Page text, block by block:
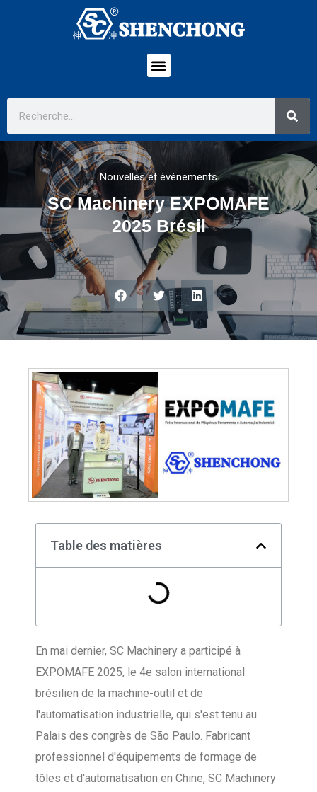
Nouvelles et événements
SC Machinery EXPOMAFE
2025 Brésil
Table des matières
En mai dernier, SC Machinery a participé à
EXPOMAFE 2025, le 4e salon international
brésilien de la machine-outil et de
l'automatisation industrielle, qui s'est tenu au
Palais des congrès de São Paulo. Fabricant
professionnel d'équipements de formage de
tôles et d'automatisation en Chine, SC Machinery